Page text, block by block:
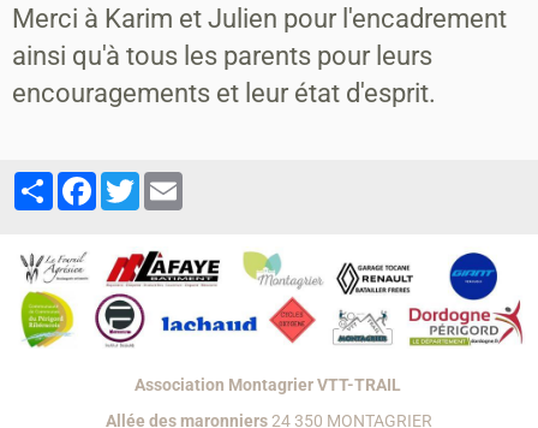
Merci à Karim et Julien pour l'encadrement
ainsi qu'à tous les parents pour leurs
encouragements et leur état d'esprit.
PartagerFacebook
Twitter
Association Montagrier VTT-TRAIL
Allée des maronniers24 350 MONTAGRIER